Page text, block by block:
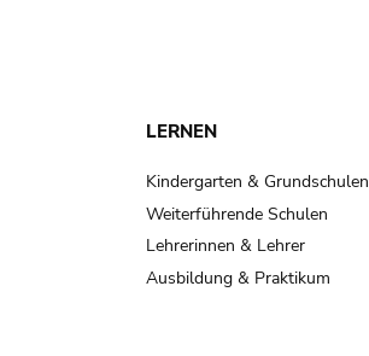
LERNEN
Kindergarten & Grundschulen
Weiterführende Schulen
Lehrerinnen & Lehrer
Ausbildung & Praktikum